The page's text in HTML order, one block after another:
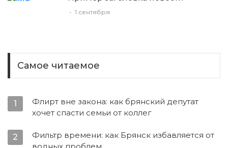
- 1 сентября
Самое читаемое
1
Флирт вне закона: как брянский депутат
хочет спасти семьи от коллег
2
Фильтр времени: как Брянск избавляется от